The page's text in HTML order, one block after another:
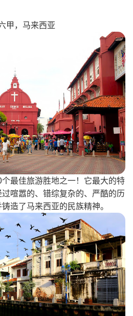
甲，马来西亚
最佳旅游胜地之一！它最大的特
喧嚣的、错综复杂的、严酷的历
造了马来西亚的民族精神。